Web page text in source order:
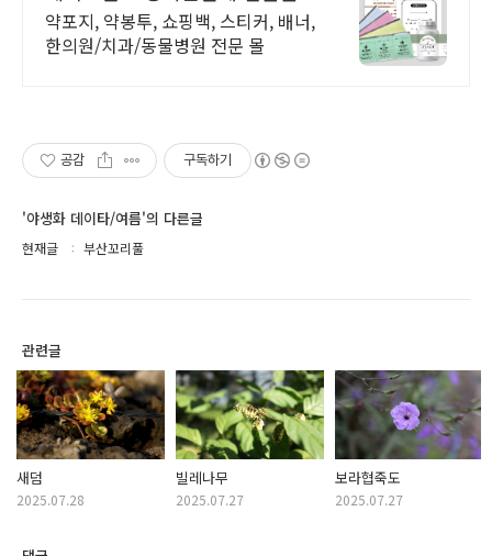
약포지, 약봉투, 쇼핑백, 스티커, 배너,
한의원/치과/동물병원 전문 몰
공감 구독하기
'야생화 데이타/여름'의 다른글
현재글 부산꼬리풀
관련글
새덤
2025.07.28
빌레나무
2025.07.27
보라협죽도
2025.07.27